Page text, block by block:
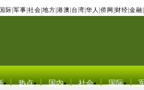
国际 军事 社会 地方 港澳 台湾 华人 侨网 财经 金融
热点 国内 社会 国际